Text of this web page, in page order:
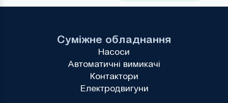
Суміжне обладнання
Насоси
Автоматичні вимикачі
Контактори
Електродвигуни